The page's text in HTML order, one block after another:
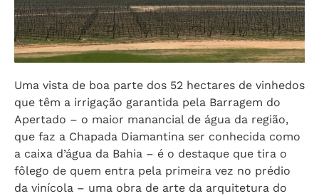
Uma vista de boa parte dos 52 hectares de vinhedos
que têm a irrigação garantida pela Barragem do
Apertado – o maior manancial de água da região,
que faz a Chapada Diamantina ser conhecida como
a caixa d’água da Bahia – é o destaque que tira o
fôlego de quem entra pela primeira vez no prédio
da vinícola – uma obra de arte da arquitetura do